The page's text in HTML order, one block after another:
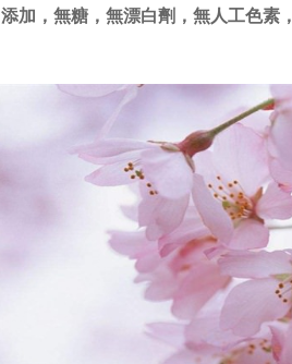
添加， 無糖，無漂白劑，無人工色素，